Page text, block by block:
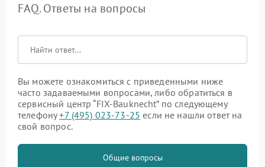
FAQ. Ответы на вопросы
Вы можете ознакомиться с приведенными ниже
часто задаваемыми вопросами, либо обратиться в
сервисный центр “FIX-Bauknecht” по следующему
телефону+7 (495) 023-73-25 если не нашли ответ на
свой вопрос.
Общие вопросы